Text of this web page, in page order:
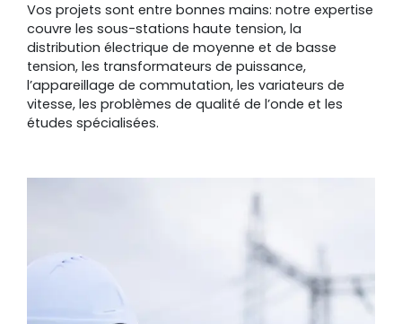
Vos projets sont entre bonnes mains: notre expertise
couvre les sous-stations haute tension, la
distribution électrique de moyenne et de basse
tension, les transformateurs de puissance,
l’appareillage de commutation, les variateurs de
vitesse, les problèmes de qualité de l’onde et les
études spécialisées.